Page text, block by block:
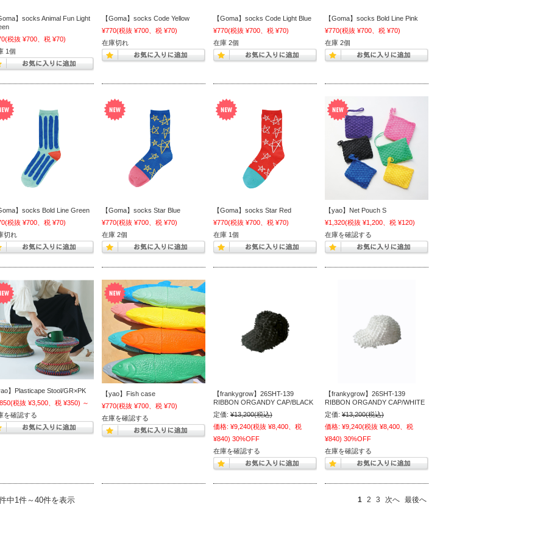
】socks Animal Fun Light
(税抜 ¥700、税 ¥70)
1個
【Goma】socks Code Yellow
¥770(税抜 ¥700、税 ¥70)
在庫切れ
【Goma】socks Code Light Blue
¥770(税抜 ¥700、税 ¥70)
在庫 2個
【Goma】socks Bold Line Pink
¥770(税抜 ¥700、税 ¥70)
在庫 2個
】socks Bold Line Green
(税抜 ¥700、税 ¥70)
切れ
【Goma】socks Star Blue
¥770(税抜 ¥700、税 ¥70)
在庫 2個
【Goma】socks Star Red
¥770(税抜 ¥700、税 ¥70)
在庫 1個
【yao】Net Pouch S
¥1,320(税抜 ¥1,200、税 ¥120)
在庫を確認する
】Plasticape Stool/GR×PK
(税抜 ¥3,500、税 ¥350) ～
を確認する
【yao】Fish case
¥770(税抜 ¥700、税 ¥70)
在庫を確認する
【frankygrow】26SHT-139
RIBBON ORGANDY CAP/BLACK
定価: ¥13,200(税込)
価格: ¥9,240(税抜 ¥8,400、税
¥840) 30%OFF
在庫を確認する
【frankygrow】26SHT-139
RIBBON ORGANDY CAP/WHITE
定価: ¥13,200(税込)
価格: ¥9,240(税抜 ¥8,400、税
¥840) 30%OFF
在庫を確認する
中1件～40件を表示 1 2 3 次へ 最後へ